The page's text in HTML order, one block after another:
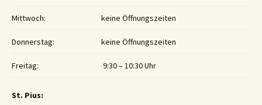
Mittwoch: keine Öffnungszeiten
Donnerstag: keine Öffnungszeiten
Freitag: 9:30 – 10:30 Uhr
St. Pius: